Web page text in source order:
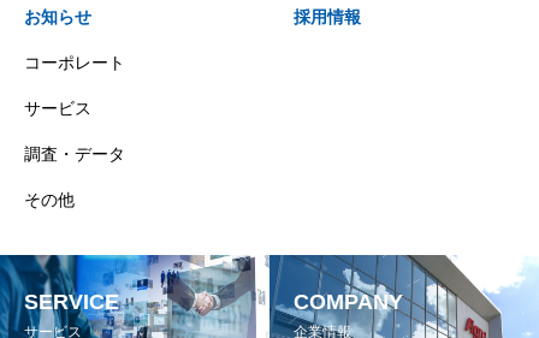
お知らせ
コーポレート
サービス
調査・データ
その他
採用情報
SERVICE
サービス
COMPANY
企業情報